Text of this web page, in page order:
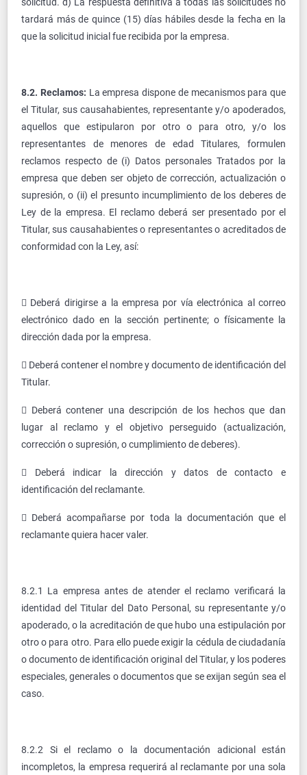
tardará más de quince (15) días hábiles desde la fecha en la
que la solicitud inicial fue recibida por la empresa.
8.2. Reclamos: La empresa dispone de mecanismos para que
el Titular, sus causahabientes, representante y/o apoderados,
aquellos que estipularon por otro o para otro, y/o los
representantes de menores de edad Titulares, formulen
reclamos respecto de (i) Datos personales Tratados por la
empresa que deben ser objeto de corrección, actualización o
supresión, o (ii) el presunto incumplimiento de los deberes de
Ley de la empresa. El reclamo deberá ser presentado por el
Titular, sus causahabientes o representantes o acreditados de
conformidad con la Ley, así:
 Deberá dirigirse a la empresa por vía electrónica al correo
electrónico dado en la sección pertinente; o físicamente la
dirección dada por la empresa.
 Deberá contener el nombre y documento de identificación del
Titular.
 Deberá contener una descripción de los hechos que dan
lugar al reclamo y el objetivo perseguido (actualización,
corrección o supresión, o cumplimiento de deberes).
 Deberá indicar la dirección y datos de contacto e
identificación del reclamante.
 Deberá acompañarse por toda la documentación que el
reclamante quiera hacer valer.
8.2.1 La empresa antes de atender el reclamo verificará la
identidad del Titular del Dato Personal, su representante y/o
apoderado, o la acreditación de que hubo una estipulación por
otro o para otro. Para ello puede exigir la cédula de ciudadanía
o documento de identificación original del Titular, y los poderes
especiales, generales o documentos que se exijan según sea el
caso.
8.2.2 Si el reclamo o la documentación adicional están
incompletos, la empresa requerirá al reclamante por una sola